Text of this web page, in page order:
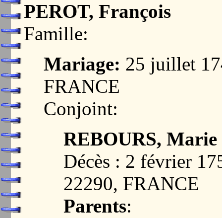
PEROT, François
Famille:
Mariage: 25 juillet
FRANCE
Conjoint:
REBOURS, Marie
Décès : 2 février
22290, FRANCE
Parents: